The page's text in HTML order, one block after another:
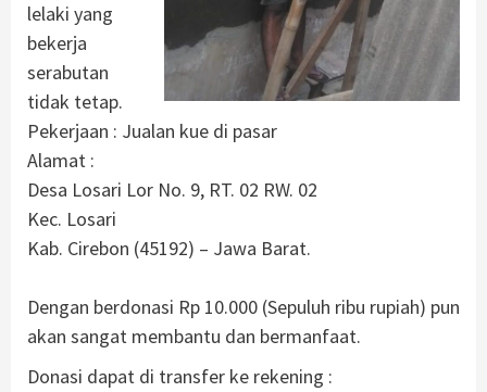
lelaki yang
bekerja
serabutan
tidak tetap.
Pekerjaan : Jualan kue di pasar
Alamat :
Desa Losari Lor No. 9, RT. 02 RW. 02
Kec. Losari
Kab. Cirebon (45192) – Jawa Barat.
Dengan berdonasi Rp 10.000 (Sepuluh ribu rupiah) pun
akan sangat membantu dan bermanfaat.
Donasi dapat di transfer ke rekening :